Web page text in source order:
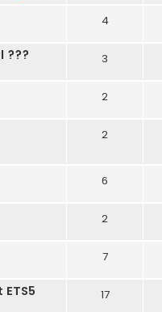
4
??? 3
2
2
6
2
7
17